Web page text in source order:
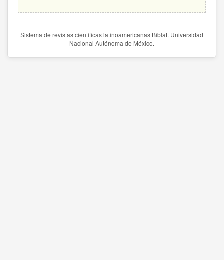
Sistema de revistas científicas latinoamericanas Biblat. Universidad
Nacional Autónoma de México.